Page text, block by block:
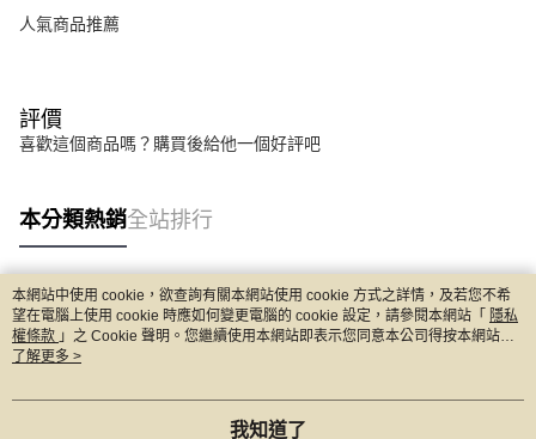
人氣商品推薦
評價
喜歡這個商品嗎？購買後給他一個好評吧
本分類熱銷全站排行
熱門標籤
本網站中使用 cookie，欲查詢有關本網站使用 cookie 方式之詳情，及若您不希
望在電腦上使用 cookie 時應如何變更電腦的 cookie 設定，請參閱本網站「 隱私
權條款 」之 Cookie 聲明。您繼續使用本網站即表示您同意本公司得按本網站使
用條款之 Cookie 聲明使用 cookie。
了解更多 >
我知道了